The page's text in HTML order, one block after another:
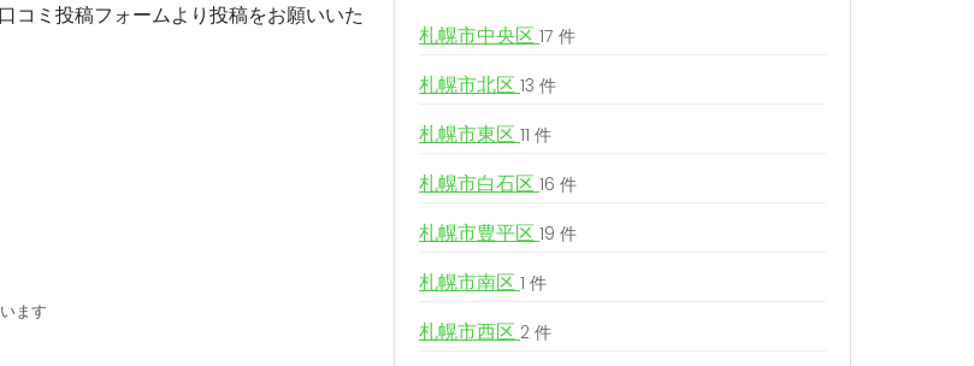
コミ投稿フォームより投稿をお願いいた
ます
札幌市中央区 17 件
札幌市北区 13 件
札幌市東区 11 件
札幌市白石区 16 件
札幌市豊平区 19 件
札幌市南区 1 件
札幌市西区 2 件